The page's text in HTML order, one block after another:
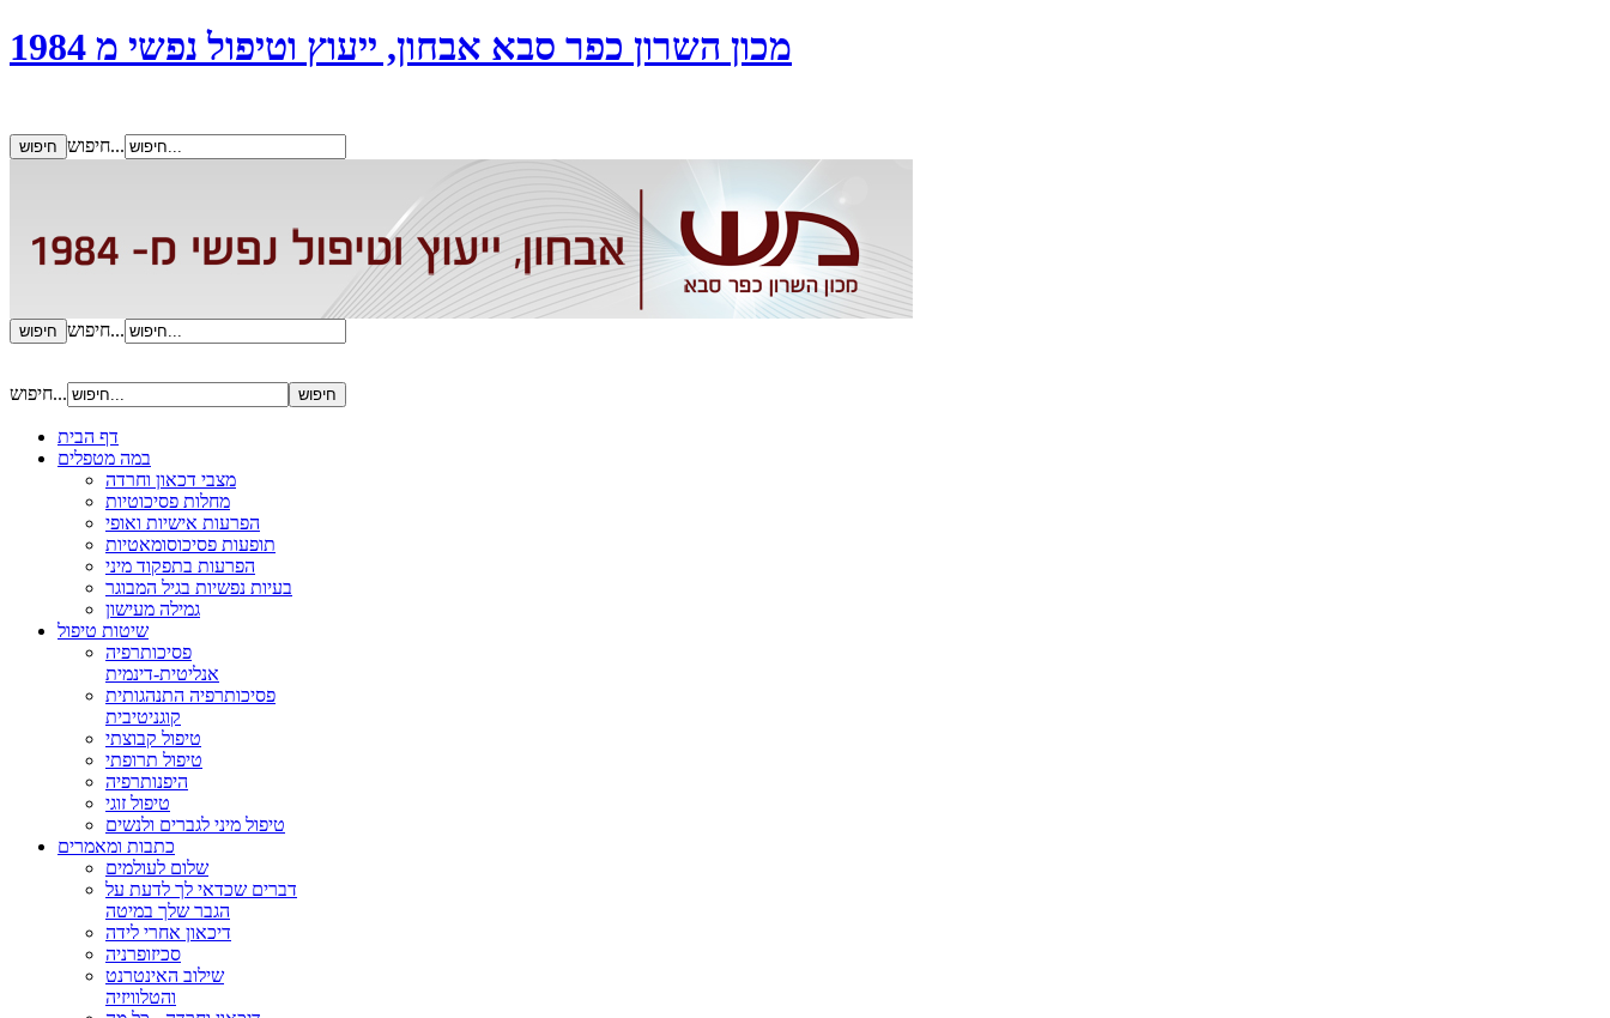
מכון השרון כפר סבא אבחון, ייעוץ וטיפול נפשי מ 1984
חיפוש...
חיפוש...
חיפוש...
דף הבית
במה מטפלים
מצבי דכאון וחרדה
מחלות פסיכוטיות
הפרעות אישיות ואופי
תופעות פסיכוסומאטיות
הפרעות בתפקוד מיני
בעיות נפשיות בגיל המבוגר
גמילה מעישון
שיטות טיפול
פסיכותרפיה
אנליטית-דינמית
פסיכותרפיה התנהגותית
קוגניטיבית
טיפול קבוצתי
טיפול תרופתי
היפנותרפיה
טיפול זוגי
טיפול מיני לגברים ולנשים
כתבות ומאמרים
שלום לעולמים
דברים שכדאי לך לדעת על
הגבר שלך במיטה
דיכאון אחרי לידה
סכיזופרניה
שילוב האינטרנט
והטלוויזיה